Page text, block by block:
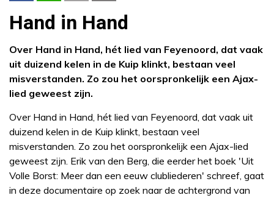
Hand in Hand
Over Hand in Hand, hét lied van Feyenoord, dat vaak
uit duizend kelen in de Kuip klinkt, bestaan veel
misverstanden. Zo zou het oorspronkelijk een Ajax-
lied geweest zijn.
Over Hand in Hand, hét lied van Feyenoord, dat vaak uit
duizend kelen in de Kuip klinkt, bestaan veel
misverstanden. Zo zou het oorspronkelijk een Ajax-lied
geweest zijn. Erik van den Berg, die eerder het boek 'Uit
Volle Borst: Meer dan een eeuw clubliederen' schreef, gaat
in deze documentaire op zoek naar de achtergrond van